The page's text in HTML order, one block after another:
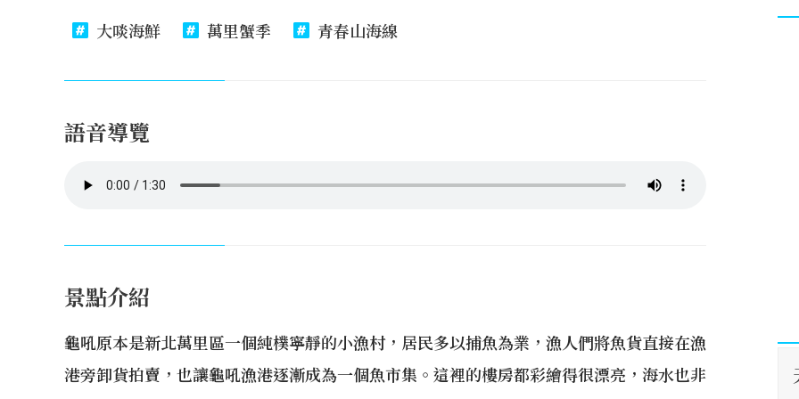
大啖海鮮 萬里蟹季 青春山海線
語音導覽
景點介紹
龜吼原本是新北萬里區一個純樸寧靜的小漁村，居民多以捕魚為業，漁人們將魚貨直接在漁
港旁卸貨拍賣，也讓龜吼漁港逐漸成為一個魚市集。這裡的樓房都彩繪得很漂亮，海水也非